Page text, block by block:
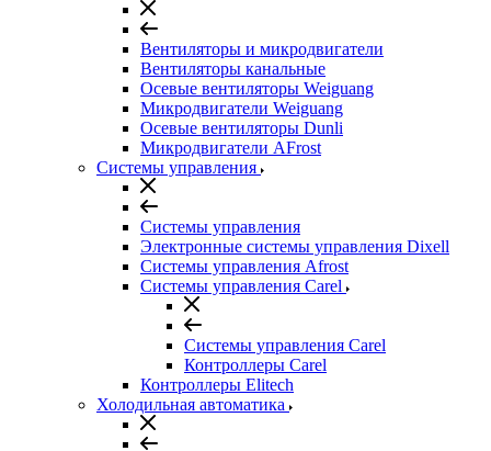
Вентиляторы и микродвигатели
Вентиляторы канальные
Осевые вентиляторы Weiguang
Микродвигатели Weiguang
Осевые вентиляторы Dunli
Микродвигатели AFrost
Системы управления
Системы управления
Электронные системы управления Dixell
Системы управления Afrost
Системы управления Carel
Системы управления Carel
Контроллеры Carel
Контроллеры Elitech
Холодильная автоматика